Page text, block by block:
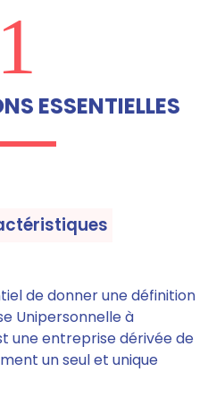
1
ESSENTIELLES
de donner une définition
Unipersonnelle à
une entreprise dérivée de
un seul et unique